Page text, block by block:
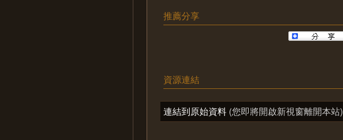
推薦分享
資源連結
連結到原始資料 (您即將開啟新視窗離開本站)